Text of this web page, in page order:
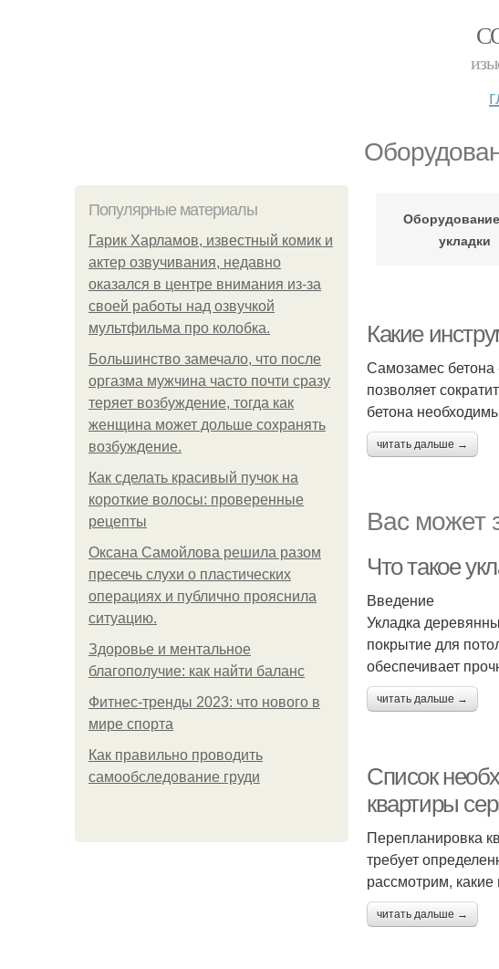
Популярные материалы
Гарик Харламов, известный комик и
актер озвучивания, недавно
оказался в центре внимания из-за
своей работы над озвучкой
мультфильма про колобка.
Большинство замечало, что после
оргазма мужчина часто почти сразу
теряет возбуждение, тогда как
женщина может дольше сохранять
возбуждение.
Как сделать красивый пучок на
короткие волосы: проверенные
рецепты
Оксана Самойлова решила разом
пресечь слухи о пластических
операциях и публично прояснила
ситуацию.
Здоровье и ментальное
благополучие: как найти баланс
Фитнес-тренды 2023: что нового в
мире спорта
Как правильно проводить
самообследование груди
укладки
Какие
Самозамес бетона
позволяет
бетона
читать дальше →
Вас может
Что такое
Введение
Укладка
покрытие для
обеспечивает
читать дальше →
Список
квартиры
Перепланировка
требует
рассмотрим,
читать дальше →